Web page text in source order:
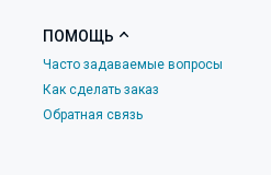
ПОМОЩЬ
Часто задаваемые вопросы
Как сделать заказ
Обратная связь